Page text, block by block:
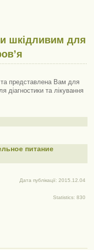
шкідливим для
та представлена ​​Вам для
діагностики та лікування
питание
Дата публікації: 2015.12.04
Statistics: 830